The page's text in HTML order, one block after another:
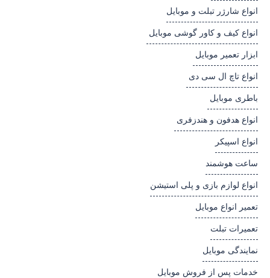
انواع شارژر تبلت و موبایل
انواع کیف و کاور گوشی موبایل
ابزار تعمیر موبایل
انواع تاچ ال سی دی
باطری موبایل
انواع هدفون و هندزفری
انواع اسپیکر
ساعت هوشمند
انواع لوازم بازی و پلی استیشن
تعمیر انواع موبایل
تعمیرات تبلت
نمایندگی موبایل
خدمات پس از فروش موبایل